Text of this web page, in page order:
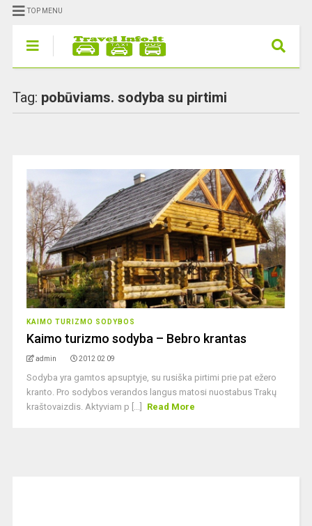
TOP MENU
Tag: pobūviams. sodyba su pirtimi
KAIMO TURIZMO SODYBOS
Kaimo turizmo sodyba – Bebro krantas
admin 2012 02 09
Sodyba yra gamtos apsuptyje, su rusiška pirtimi prie pat ežero
kranto. Pro sodybos verandos langus matosi nuostabus Trakų
kraštovaizdis. Aktyviam p [...]
Read More